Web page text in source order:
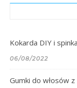
Kokarda DIY i
06/08/2022
Gumki do włosów